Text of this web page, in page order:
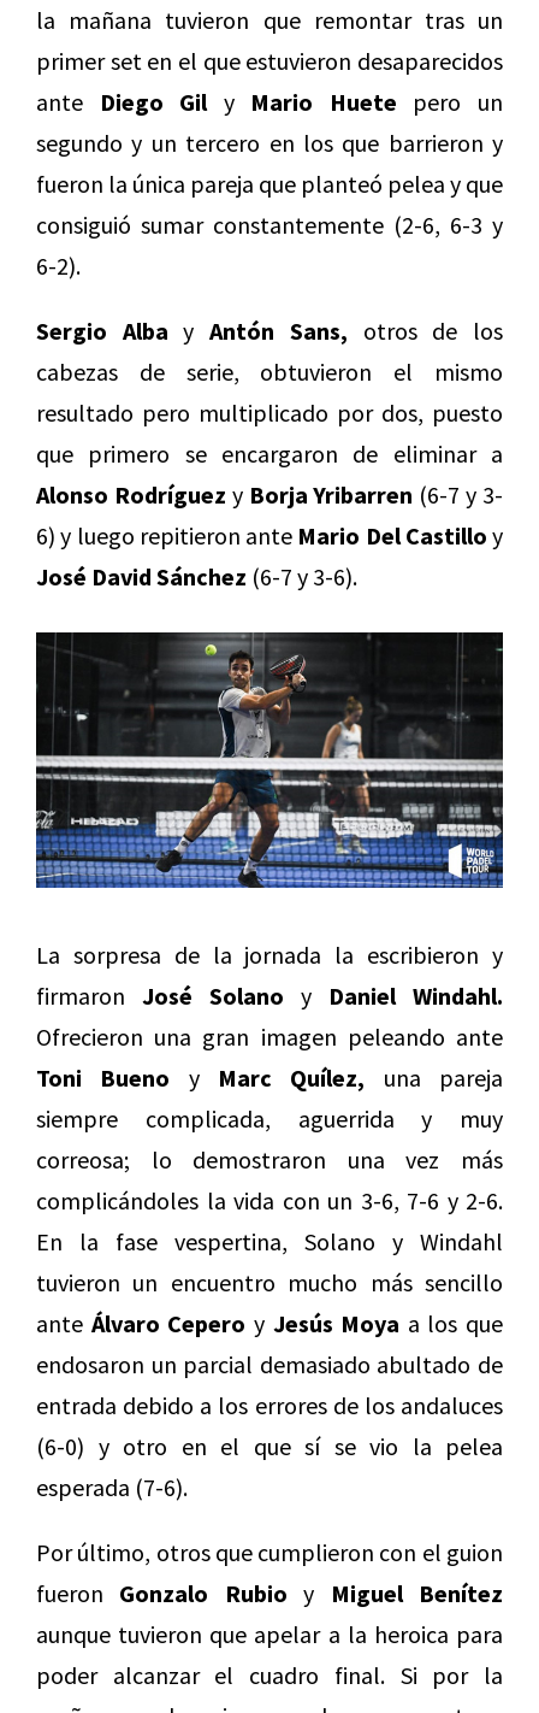
la mañana tuvieron que remontar tras un
primer set en el que estuvieron desaparecidos
ante Diego Gily Mario Huete pero un
segundo y un tercero en los que barrieron y
fueron la única pareja que planteó pelea y que
consiguió sumar constantemente (2-6, 6-3 y
6-2).
Sergio Alba yAntón Sans, otros de los
cabezas de serie, obtuvieron el mismo
resultado pero multiplicado por dos, puesto
que primero se encargaron de eliminar a
Alonso Rodríguez y Borja Yribarren (6-7 y 3-
6) y luego repitieron ante Mario Del Castillo y
José David Sánchez (6-7 y 3-6).
La sorpresa de la jornada la escribieron y
firmaron José Solano y Daniel Windahl.
Ofrecieron una gran imagen peleando ante
Toni Bueno y Marc Quílez, una pareja
siempre complicada, aguerrida y muy
correosa; lo demostraron una vez más
complicándoles la vida con un 3-6, 7-6 y 2-6.
En la fase vespertina, Solano y Windahl
tuvieron un encuentro mucho más sencillo
ante Álvaro Cepero y Jesús Moya a los que
endosaron un parcial demasiado abultado de
entrada debido a los errores de los andaluces
(6-0) y otro en el que sí se vio la pelea
esperada (7-6).
Por último, otros que cumplieron con el guion
fueron Gonzalo Rubioy Miguel Benítez
aunque tuvieron que apelar a la heroica para
poder alcanzar el cuadro final. Si por la